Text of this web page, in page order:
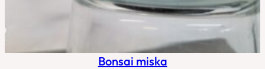
Bonsai miska